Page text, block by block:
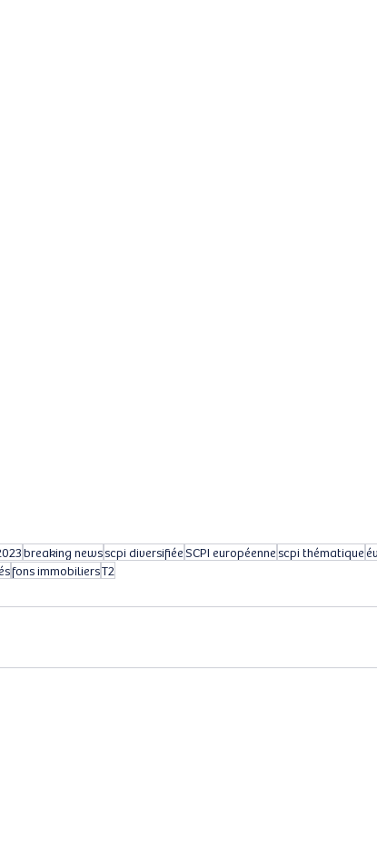
breaking newsscpi diversifiéeSCPI européennescpi thématique
fons immobiliersT2